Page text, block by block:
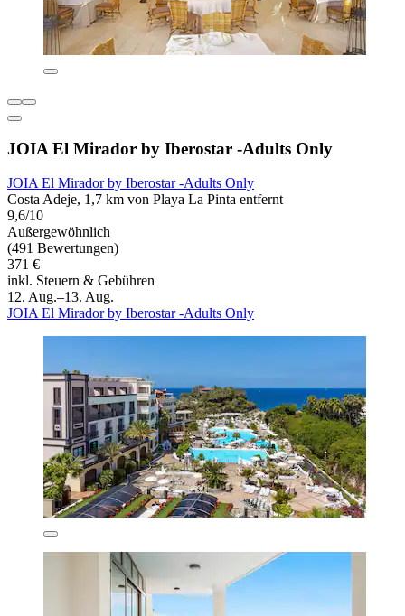
JOIA El Mirador by Iberostar -Adults Only
JOIA El Mirador by Iberostar -Adults Only
Costa Adeje, 1,7 km von Playa La Pinta entfernt
9,6/10
Außergewöhnlich
(491 Bewertungen)
371 €
inkl. Steuern & Gebühren
12. Aug.–13. Aug.
JOIA El Mirador by Iberostar -Adults Only